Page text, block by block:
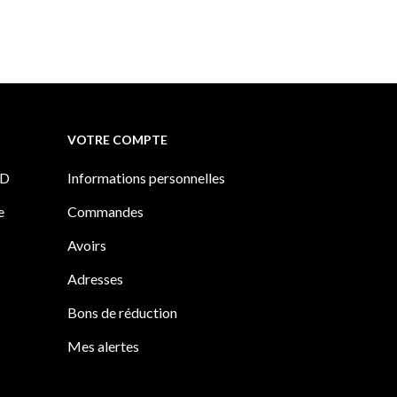
VOTRE COMPTE
Informations personnelles
Commandes
Avoirs
Adresses
Bons de réduction
Mes alertes